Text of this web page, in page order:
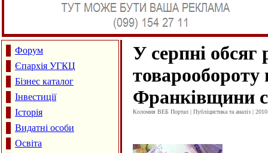
Форум
Єпархія УГКЦ
Бізнес каталог
Інвестиції
Історія
Видатні особи
Освіта
У серпні обсяг
товарообороту
Франківщини
Коломия ВЕБ Портал | Публіцистика та аналіз |